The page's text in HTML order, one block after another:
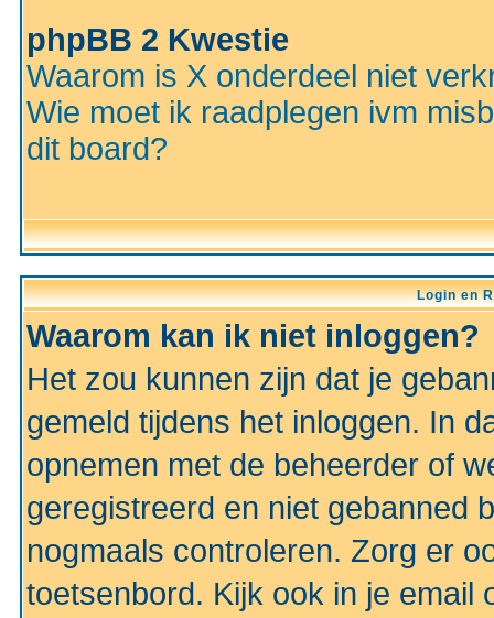
phpBB 2 Kwestie
Waarom is X onderdeel niet
Wie moet ik raadplegen ivm
dit board?
Login en
Waarom kan ik niet inloggen?
Het zou kunnen zijn dat je
gemeld tijdens het inloggen. In
opnemen met de beheerder of
geregistreerd en niet gebanned
nogmaals controleren. Zorg er
toetsenbord. Kijk ook in je email